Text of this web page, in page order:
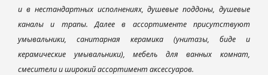
и в нестандартных исполнениях, душевые поддоны, душевые
каналы и трапы. Далее в ассортименте присутствуют
умывальники, санитарная керамика (унитазы, биде и
керамические умывальники), мебель для ванных комнат,
смесители и широкий ассортимент аксессуаров.